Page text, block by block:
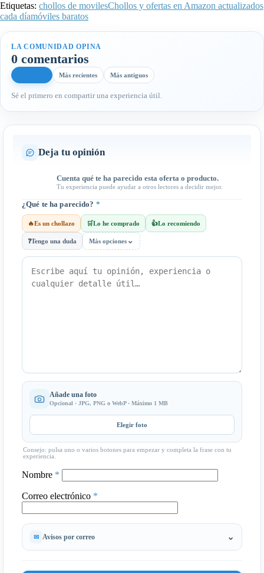
Etiquetas: chollos de movilesChollos y ofertas en Amazon actualizados
cada díamóviles baratos
LA COMUNIDAD OPINA
0 comentarios
Más recientes Más antiguos
Sé el primero en compartir una experiencia útil.
Deja tu opinión
Cuenta qué te ha parecido esta oferta o producto.
Tu experiencia puede ayudar a otros lectores a decidir mejor.
¿Qué te ha parecido? *
🔥Es un chollazo 🛒Lo he comprado 👍Lo recomiendo
❓Tengo una duda Más opciones ⌄
Añade una foto
Opcional · JPG, PNG o WebP · Máximo 1 MB
Elegir foto
Consejo: pulsa uno o varios botones para empezar y completa la frase con tu
experiencia.
Nombre *
Correo electrónico *
Avisos por correo